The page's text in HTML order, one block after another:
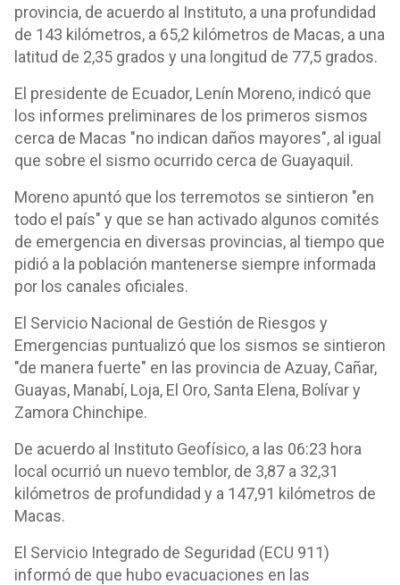
provincia, de acuerdo al Instituto, a una profundidad
de 143 kilómetros, a 65,2 kilómetros de Macas, a una
latitud de 2,35 grados y una longitud de 77,5 grados.
El presidente de Ecuador, Lenín Moreno, indicó que
los informes preliminares de los primeros sismos
cerca de Macas "no indican daños mayores", al igual
que sobre el sismo ocurrido cerca de Guayaquil.
Moreno apuntó que los terremotos se sintieron "en
todo el país" y que se han activado algunos comités
de emergencia en diversas provincias, al tiempo que
pidió a la población mantenerse siempre informada
por los canales oficiales.
El Servicio Nacional de Gestión de Riesgos y
Emergencias puntualizó que los sismos se sintieron
"de manera fuerte" en las provincia de Azuay, Cañar,
Guayas, Manabí, Loja, El Oro, Santa Elena, Bolívar y
Zamora Chinchipe.
De acuerdo al Instituto Geofísico, a las 06:23 hora
local ocurrió un nuevo temblor, de 3,87 a 32,31
kilómetros de profundidad y a 147,91 kilómetros de
Macas.
El Servicio Integrado de Seguridad (ECU 911)
informó de que hubo evacuaciones en las